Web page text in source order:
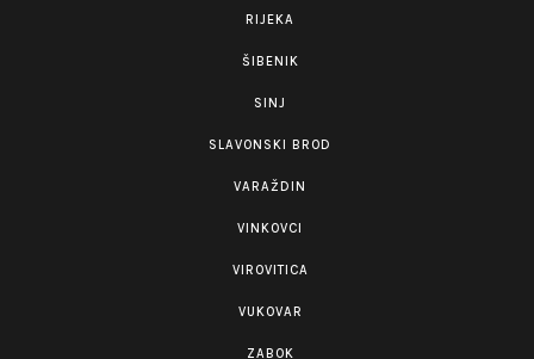
RIJEKA
ŠIBENIK
SINJ
SLAVONSKI BROD
VARAŽDIN
VINKOVCI
VIROVITICA
VUKOVAR
ZABOK